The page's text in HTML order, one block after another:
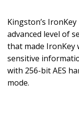
Kingston’s
advanced level of
that made IronKey
sensitive
with 256-bit AES
mode.